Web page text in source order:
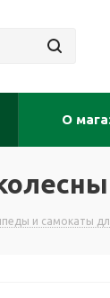
О
и самокаты